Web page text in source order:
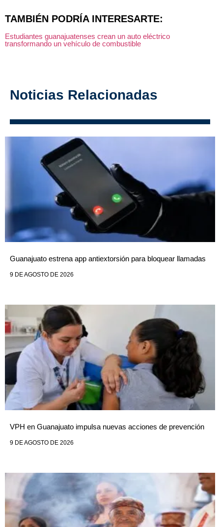
TAMBIÉN PODRÍA INTERESARTE:
Estudiantes guanajuatenses crean un auto eléctrico
transformando un vehículo de combustible
Noticias Relacionadas
Guanajuato estrena app antiextorsión para bloquear llamadas
9 DE AGOSTO DE 2026
VPH en Guanajuato impulsa nuevas acciones de prevención
9 DE AGOSTO DE 2026